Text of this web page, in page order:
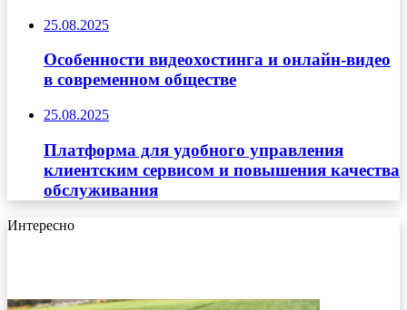
25.08.2025
Особенности видеохостинга и онлайн-видео
в современном обществе
25.08.2025
Платформа для удобного управления
клиентским сервисом и повышения качества
обслуживания
Интересно